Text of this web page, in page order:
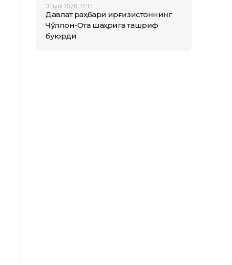
31 iyul 2026, 12:11
Давлат раҳбари Қирғизистоннинг
Чўлпон-Ота шаҳрига ташриф
буюрди